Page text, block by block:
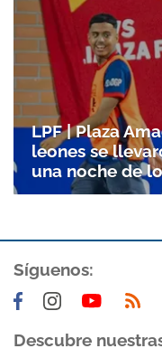
Gracias por
LPF | Plaza
leones se
una noche de
Síguenos:
Descubre